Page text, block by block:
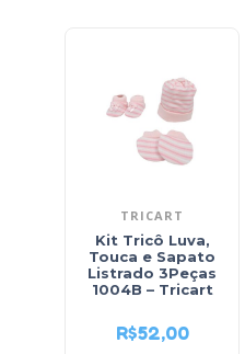
TRICART
Kit Tricô Luva,
Touca e Sapato
Listrado 3Peças
1004B – Tricart
R$52,00